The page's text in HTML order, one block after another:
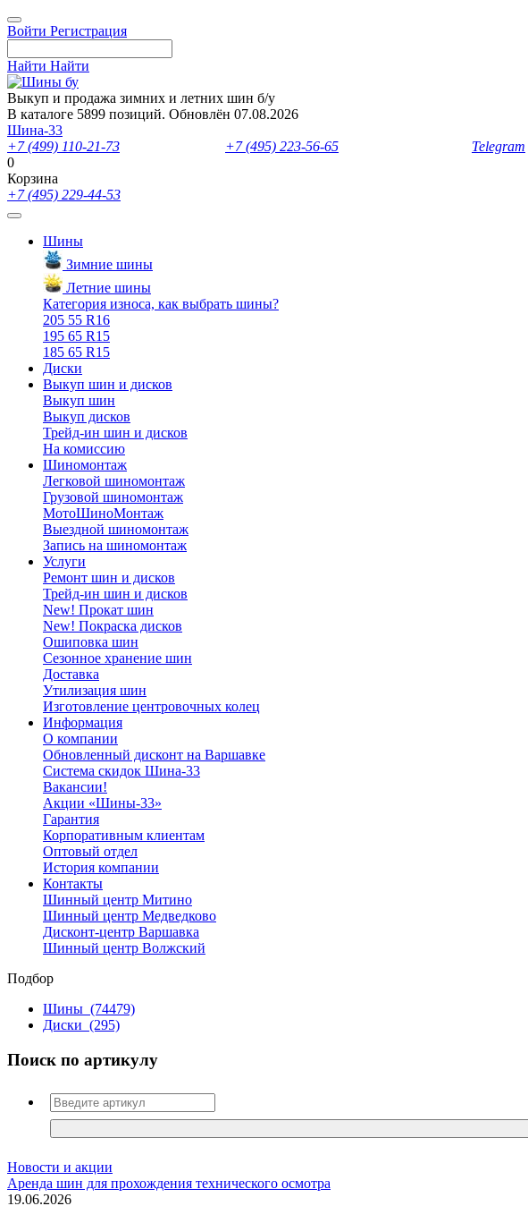
Войти Регистрация
Найти Найти
Выкуп и продажа зимних и летних шин б/у
В каталоге 5899 позиций. Обновлён 07.08.2026
Шина-33
+7 (499) 110-21-73
+7 (495) 223-56-65 Telegram
0
Корзина
+7 (495) 229-44-53
Шины
Зимние шины
Летние шины
Категория износа, как выбрать шины?
205 55 R16
195 65 R15
185 65 R15
Диски
Выкуп шин и дисков
Выкуп шин
Выкуп дисков
Трейд-ин шин и дисков
На комиссию
Шиномонтаж
Легковой шиномонтаж
Грузовой шиномонтаж
МотоШиноМонтаж
Выездной шиномонтаж
Запись на шиномонтаж
Услуги
Ремонт шин и дисков
Трейд-ин шин и дисков
New! Прокат шин
New! Покраска дисков
Ошиповка шин
Сезонное хранение шин
Доставка
Утилизация шин
Изготовление центровочных колец
Информация
О компании
Обновленный дисконт на Варшавке
Система скидок Шина-33
Вакансии!
Акции «Шины-33»
Гарантия
Корпоративным клиентам
Оптовый отдел
История компании
Контакты
Шинный центр Митино
Шинный центр Медведково
Дисконт-центр Варшавка
Шинный центр Волжский
Подбор
Шины (74479)
Диски (295)
Поиск по артикулу
Новости и акции
Аренда шин для прохождения технического осмотра
19.06.2026